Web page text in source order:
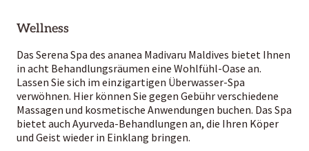
Wellness
Das Serena Spa des ananea Madivaru Maldives bietet Ihnen
in acht Behandlungsräumen eine Wohlfühl-Oase an.
Lassen Sie sich im einzigartigen Überwasser-Spa
verwöhnen. Hier können Sie gegen Gebühr verschiedene
Massagen und kosmetische Anwendungen buchen. Das Spa
bietet auch Ayurveda-Behandlungen an, die Ihren Köper
und Geist wieder in Einklang bringen.